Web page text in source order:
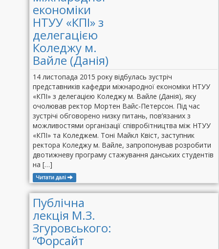
економіки
НТУУ «КПІ» з
делегацією
Коледжу м.
Вайле (Данія)
14 листопада 2015 року відбулась зустріч
представників кафедри міжнародної економіки НТУУ
«КПІ» з делегацією Коледжу м. Вайле (Данія), яку
очолював ректор Мортен Вайс-Петерсон. Під час
зустрічі обговорено низку питань, пов’язаних з
можливостями організації співробітництва між НТУУ
«КПІ» та Коледжем. Тоні Майкл Квіст, заступник
ректора Коледжу м. Вайле, запропонував розробити
двотижневу програму стажування данських студентів
на […]
Читати далі
Публічна
лекція М.З.
Згуровського:
“Форсайт